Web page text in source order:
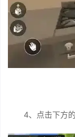
4、点击下方